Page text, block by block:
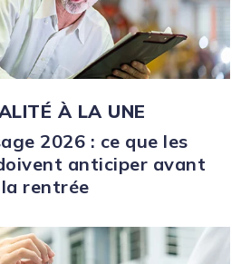
À LA UNE
2026 : ce que les
anticiper avant
la rentrée